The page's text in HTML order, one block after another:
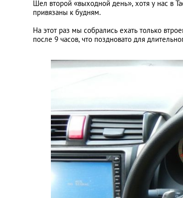
Шел второй «выходной день», хотя у нас в
привязаны к будням.
На этот раз мы собрались ехать только
после 9 часов, что поздновато для